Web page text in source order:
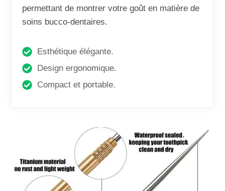
permettant de montrer votre goût en matière de
soins bucco-dentaires.
Esthétique élégante.
Design ergonomique.
Compact et portable.